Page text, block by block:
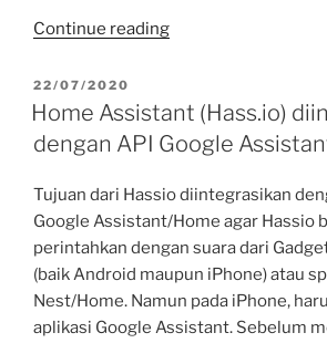
Continue reading“MQTT
Home
Assistant
(Hassio).”
POSTED
ON
22/07/2020
Home Assistant (Hass.io)
dengan API Google
Tujuan dari Hassio diintegrasikan
Google Assistant/Home agar Hassio
perintahkan dengan suara dari
(baik Android maupun iPhone) atau
Nest/Home. Namun pada iPhone,
aplikasi Google Assistant. Sebelum